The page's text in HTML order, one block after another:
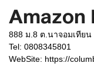
Amazon
888 ม.8 ต.นาจอมเทีย
Tel: 0808345801
WebSite: https://